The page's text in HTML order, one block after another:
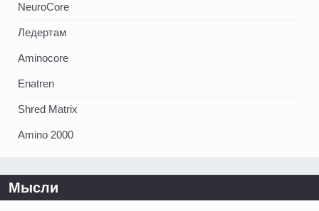
NeuroCore
Ледертам
Aminocore
Enatren
Shred Matrix
Amino 2000
Мысли